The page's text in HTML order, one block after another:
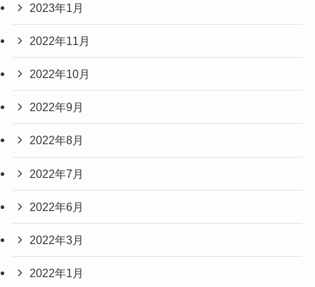
2023年1月
2022年11月
2022年10月
2022年9月
2022年8月
2022年7月
2022年6月
2022年3月
2022年1月